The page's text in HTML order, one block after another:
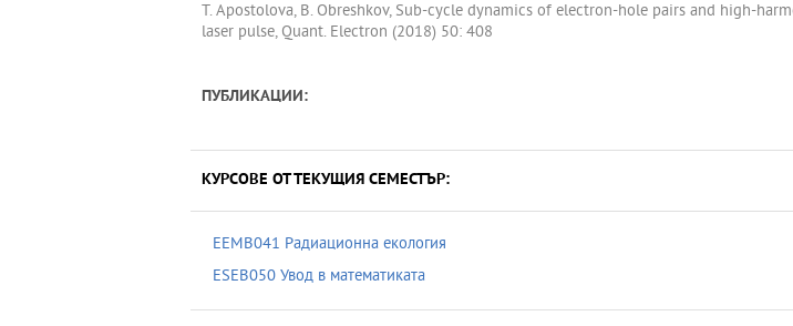
T. Apostolova, B. Obreshkov, Sub-cycle dynamics of electron-hole pairs and high-
laser pulse, Quant. Electron (2018) 50: 408
ПУБЛИКАЦИИ:
КУРСОВЕ ОТ ТЕКУЩИЯ СЕМЕСТЪР:
EEMB041 Радиационна екология
ESEB050 Увод в математиката